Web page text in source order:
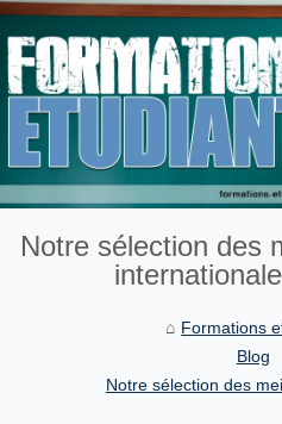
Notre sélection des
Formations
Blog
Notre sélection des